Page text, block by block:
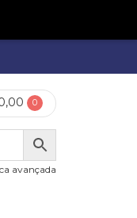
0
avançada